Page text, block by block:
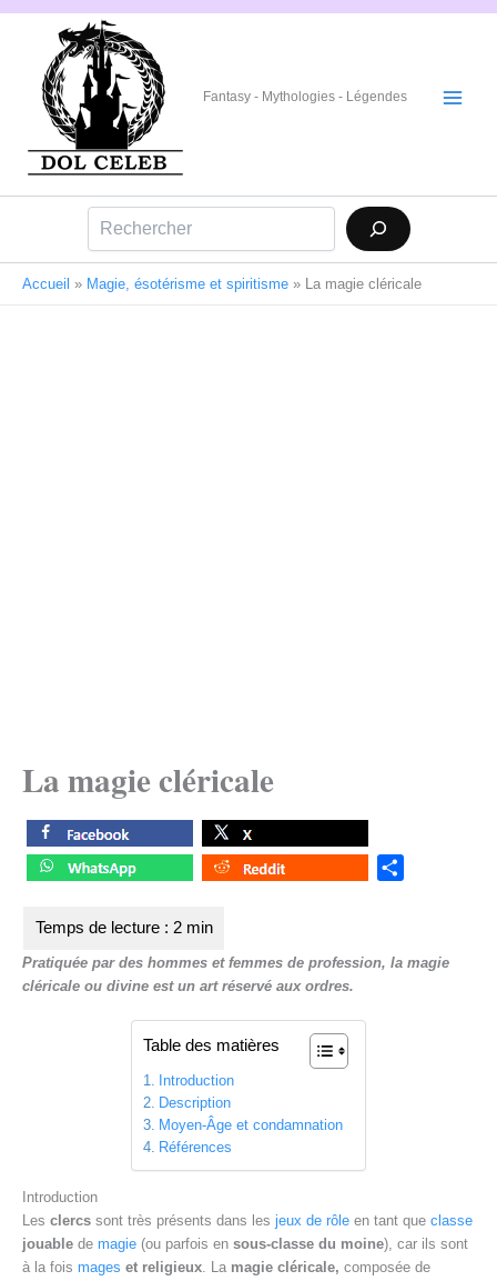
Aller
Fantasy - Mythologies - Légendes
Accueil » Magie, ésotérisme et spiritisme » La magie cléricale
La magie cléricale
e
Pratiquée par des hommes et femmes de profession, la magie
cléricale ou divine est un art réservé aux ordres.
Table des matières
Introduction
Description
Moyen-Âge et condamnation
Références
Introduction
Les clercs sont très présents dans les jeux de rôle en tant que classe
jouable de magie (ou parfois en sous-classe du moine), car ils sont
à la fois mages et religieux . La magie cléricale, composée de